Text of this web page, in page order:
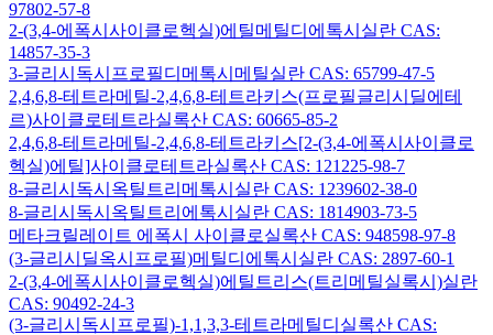
97802-57-8
2-(3,4-에폭시사이클로헥실)에틸메틸디에톡시실란 CAS:
14857-35-3
3-글리시독시프로필디메톡시메틸실란 CAS: 65799-47-5
2,4,6,8-테트라메틸-2,4,6,8-테트라키스(프로필글리시딜에테
르)사이클로테트라실록산 CAS: 60665-85-2
2,4,6,8-테트라메틸-2,4,6,8-테트라키스[2-(3,4-에폭시사이클로
헥실)에틸]사이클로테트라실록산 CAS: 121225-98-7
8-글리시독시옥틸트리메톡시실란 CAS: 1239602-38-0
8-글리시독시옥틸트리에톡시실란 CAS: 1814903-73-5
메타크릴레이트 에폭시 사이클로실록산 CAS: 948598-97-8
(3-글리시딜옥시프로필)메틸디에톡시실란 CAS: 2897-60-1
2-(3,4-에폭시사이클로헥실)에틸트리스(트리메틸실록시)실란
CAS: 90492-24-3
(3-글리시독시프로필)-1,1,3,3-테트라메틸디실록산 CAS: